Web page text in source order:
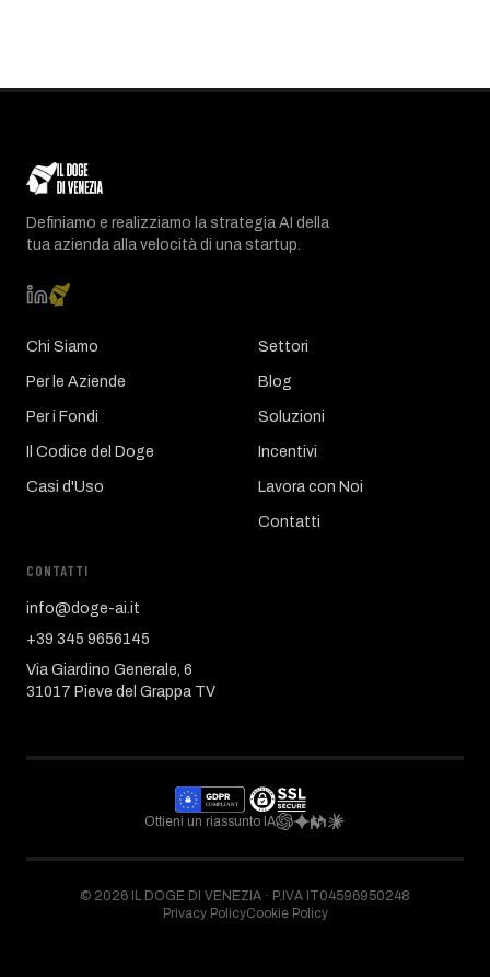
Definiamo e realizziamo la strategia AI della
tua azienda alla velocità di una startup.
Chi Siamo
Per le Aziende
Per i Fondi
Il Codice del Doge
Casi d'Uso
Settori
Blog
Soluzioni
Incentivi
Lavora con Noi
Contatti
CONTATTI
info@doge-ai.it
+39 345 9656145
Via Giardino Generale, 6
31017 Pieve del Grappa TV
Ottieni un riassunto IA
© 2026 IL DOGE DI VENEZIA · P.IVA IT04596950248
Privacy PolicyCookie Policy